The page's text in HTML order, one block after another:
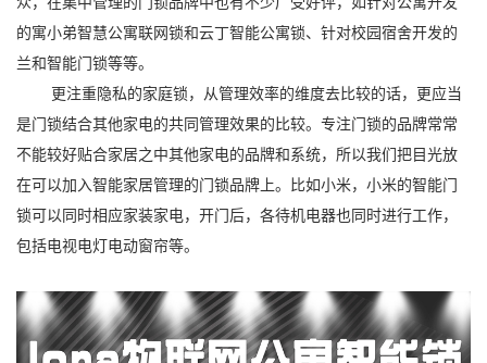
的寓小弟智慧公寓联网锁和云丁智能公寓锁、针对校园宿舍开发的
兰和智能门锁等等。
更注重隐私的家庭锁，从管理效率的维度去比较的话，更应当
是门锁结合其他家电的共同管理效果的比较。专注门锁的品牌常常
不能较好贴合家居之中其他家电的品牌和系统，所以我们把目光放
在可以加入智能家居管理的门锁品牌上。比如小米，小米的智能门
锁可以同时相应家装家电，开门后，各待机电器也同时进行工作，
包括电视电灯电动窗帘等。